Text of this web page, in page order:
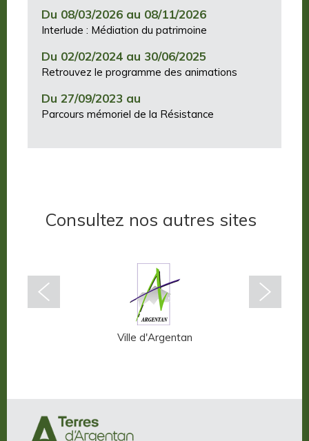
Du 08/03/2026 au 08/11/2026
Interlude : Médiation du patrimoine
Du 02/02/2024 au 30/06/2025
Retrouvez le programme des animations
Du 27/09/2023 au
Parcours mémoriel de la Résistance
Consultez nos autres sites
Ville d'Argentan